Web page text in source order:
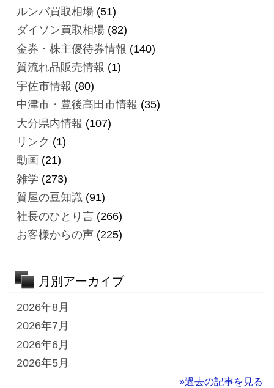
ルンバ買取相場(51)
ダイソン買取相場(82)
金券・株主優待券情報 (140)
質流れ品販売情報 (1)
宇佐市情報 (80)
中津市・豊後高田市情報 (35)
大分県内情報 (107)
リンク (1)
動画 (21)
雑学 (273)
質屋の豆知識(91)
社長のひとり言(266)
お客様からの声(225)
月別アーカイブ
2026年8月
2026年7月
2026年6月
2026年5月
»過去の記事を見る